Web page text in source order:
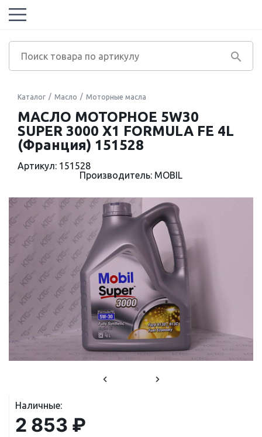
Каталог Масло Моторные масла
МАСЛО МОТОРНОЕ 5W30
SUPER 3000 X1 FORMULA FE 4L
(Франция) 151528
Артикул: 151528
Производитель: MOBIL
Наличные:
2 853 ₽